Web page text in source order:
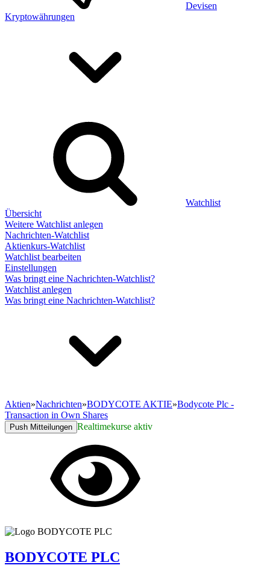
Devisen
Kryptowährungen
Watchlist
Übersicht
Weitere Watchlist anlegen
Nachrichten-Watchlist
Aktienkurs-Watchlist
Watchlist bearbeiten
Einstellungen
Was bringt eine Nachrichten-Watchlist?
Watchlist anlegen
Was bringt eine Nachrichten-Watchlist?
Aktien»Nachrichten»BODYCOTE AKTIE»Bodycote Plc -
Transaction in Own Shares
Push Mitteilungen Realtimekurse aktiv
BODYCOTE PLC